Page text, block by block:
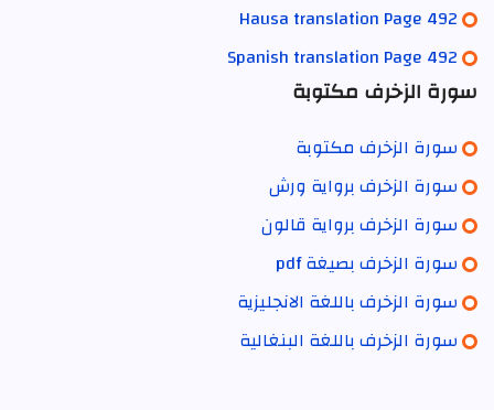
Hausa translation Page 492
Spanish translation Page 492
سورة الزخرف مكتوبة
سورة الزخرف مكتوبة
سورة الزخرف برواية ورش
سورة الزخرف برواية قالون
سورة الزخرف بصيغة pdf
سورة الزخرف باللغة الانجليزية
سورة الزخرف باللغة البنغالية